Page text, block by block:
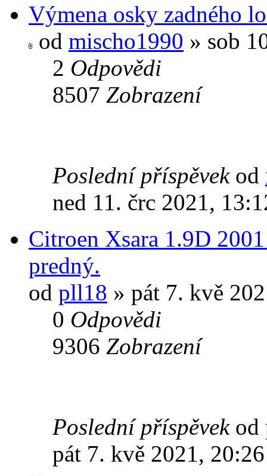
Výmena osky zadného
od mischo1990 » sob
2 Odpovědi
8507 Zobrazení
Poslední příspěvek od
ned 11. črc 2021,
Citroen Xsara 1.9D
predný.
od pll18 » pát 7. kvě
0 Odpovědi
9306 Zobrazení
Poslední příspěvek od
pát 7. kvě 2021, 20:26